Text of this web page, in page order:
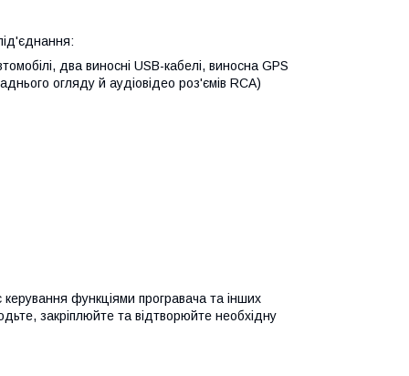
два виносні USB-кабелі, виносна GPS
огляду й аудіовідео роз'ємів RCA)
функціями програвача та інших
закріплюйте та відтворюйте необхідну